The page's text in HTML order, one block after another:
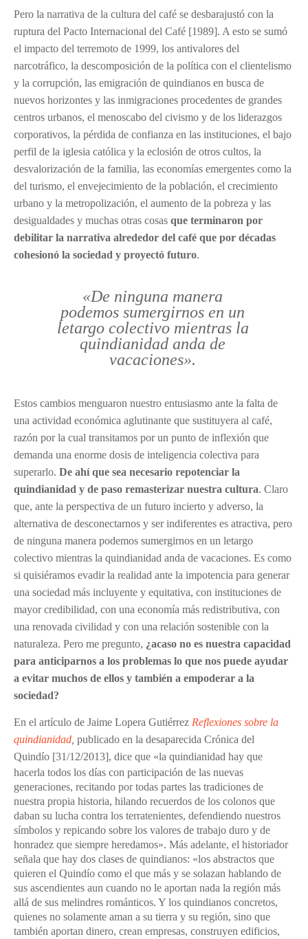
Pero la narrativa de la cultura del café se desbarajustó con la
ruptura del Pacto Internacional del Café [1989]. A esto se sumó
el impacto del terremoto de 1999, los antivalores del
narcotráfico, la descomposición de la política con el clientelismo
y la corrupción, las emigración de quindianos en busca de
nuevos horizontes y las inmigraciones procedentes de grandes
centros urbanos, el menoscabo del civismo y de los liderazgos
corporativos, la pérdida de confianza en las instituciones, el bajo
perfil de la iglesia católica y la eclosión de otros cultos, la
desvalorización de la familia, las economías emergentes como la
del turismo, el envejecimiento de la población, el crecimiento
urbano y la metropolización, el aumento de la pobreza y las
desigualdades y muchas otras cosas que terminaron por
debilitar la narrativa alrededor del café que por décadas
cohesionó la sociedad y proyectó futuro.
«De ninguna manera
podemos sumergirnos en un
letargo colectivo mientras la
quindianidad anda de
vacaciones».
Estos cambios menguaron nuestro entusiasmo ante la falta de
una actividad económica aglutinante que sustituyera al café,
razón por la cual transitamos por un punto de inflexión que
demanda una enorme dosis de inteligencia colectiva para
superarlo. De ahí que sea necesario repotenciar la
quindianidad y de paso remasterizar nuestra cultura. Claro
que, ante la perspectiva de un futuro incierto y adverso, la
alternativa de desconectarnos y ser indiferentes es atractiva, pero
de ninguna manera podemos sumergirnos en un letargo
colectivo mientras la quindianidad anda de vacaciones. Es como
si quisiéramos evadir la realidad ante la impotencia para generar
una sociedad más incluyente y equitativa, con instituciones de
mayor credibilidad, con una economía más redistributiva, con
una renovada civilidad y con una relación sostenible con la
naturaleza. Pero me pregunto, ¿acaso no es nuestra capacidad
para anticiparnos a los problemas lo que nos puede ayudar
a evitar muchos de ellos y también a empoderar a la
sociedad?
En el artículo de Jaime Lopera Gutiérrez Reflexiones sobre la
quindianidad publicado en la desaparecida Crónica del
Quindío [31/12/2013], dice que «la quindianidad hay que
hacerla todos los días con participación de las nuevas
generaciones, recitando por todas partes las tradiciones de
nuestra propia historia, hilando recuerdos de los colonos que
daban su lucha contra los terratenientes, defendiendo nuestros
símbolos y repicando sobre los valores de trabajo duro y de
honradez que siempre heredamos». Más adelante, el historiador
señala que hay dos clases de quindianos: «los abstractos que
quieren el Quindío como el que más y se solazan hablando de
sus ascendientes aun cuando no le aportan nada la región más
allá de sus melindres románticos. Y los quindianos concretos,
quienes no solamente aman a su tierra y su región, sino que
también aportan dinero, crean empresas, construyen edificios,